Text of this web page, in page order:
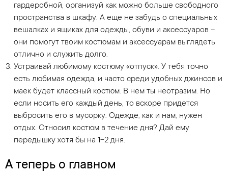
гардеробной, организуй как можно больше свободного
пространства в шкафу. А еще не забудь о специальных
вешалках и ящиках для одежды, обуви и аксессуаров –
они помогут твоим костюмам и аксессуарам выглядеть
отлично и служить долго.
Устраивай любимому костюму «отпуск». У тебя точно
есть любимая одежда, и часто среди удобных джинсов и
маек будет классный костюм. В нем ты неотразим. Но
если носить его каждый день, то вскоре придется
выбросить его в мусорку. Одежде, как и нам, нужен
отдых. Относил костюм в течение дня? Дай ему
передышку хотя бы на 1-2 дня.
А теперь о главном